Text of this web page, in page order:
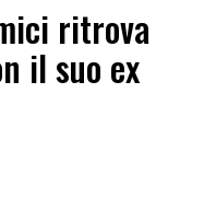
ritrova
il suo ex